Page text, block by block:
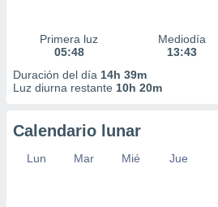
Primera luz
05:48
Mediodía
13:43
Duración del día 14h 39m
Luz diurna restante 10h 20m
Calendario lunar
Lun Mar Mié Jue